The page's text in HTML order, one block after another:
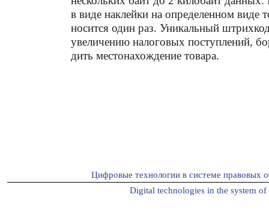
в виде наклейки на определенном виде
носится один раз. Уникальный
увеличению налоговых поступлений,
дить местонахождение товара.
Цифровые технологии в системе правовых
Digital technologies in the system